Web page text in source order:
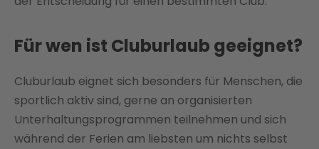
Für wen ist Cluburlaub geeignet?
Cluburlaub eignet sich besonders für Menschen, die
sportlich aktiv sind, gerne an organisierten
Unterhaltungsprogrammen teilnehmen und sich
während der Ferien am liebsten um nichts selbst